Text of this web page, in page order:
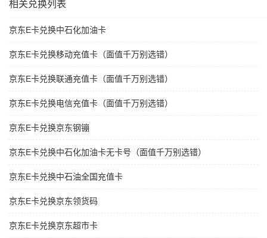
相关兑换列表
京东E卡兑换中石化加油卡
京东E卡兑换移动充值卡（面值千万别选错）
京东E卡兑换联通充值卡（面值千万别选错）
京东E卡兑换电信充值卡（面值千万别选错）
京东E卡兑换京东钢镚
京东E卡兑换中石化加油卡无卡号（面值千万别选错）
京东E卡兑换中石油全国充值卡
京东E卡兑换京东领货码
京东E卡兑换京东超市卡